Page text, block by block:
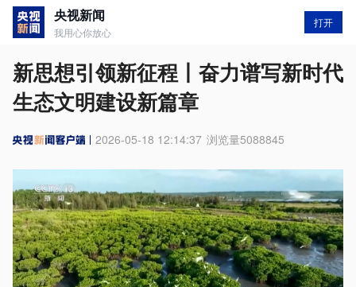
央视新闻
我用心你放心
打开
新思想引领新征程丨奋力谱写新时代
生态文明建设新篇章
2026-05-18 12:14:37 浏览量5088845